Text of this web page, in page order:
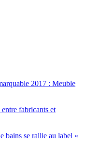
2017 : Meuble
fabricants et
bains se rallie au label «